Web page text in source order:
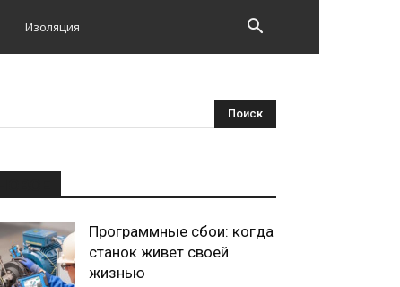
Изоляция
Программные сбои: когда
станок живет своей
жизнью